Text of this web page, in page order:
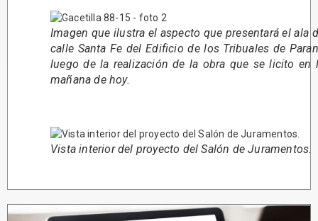
Imagen que ilustra el aspecto que presentará el ala
calle Santa Fe del Edificio de los Tribuales de
luego de la realización de la obra que se licito en
mañana de hoy.
Vista interior del proyecto del Salón de Juramentos.